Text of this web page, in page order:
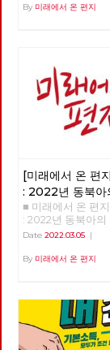
By 미래에서 온 편지
[미래에서 온 편
: 2022년 동북아
규정하는 네 가지
■ 미래에서 온 편
: 2022년 동북아의
하는 네 가지 요인
Date 2022.03.05 |
By 미래에서 온 편지